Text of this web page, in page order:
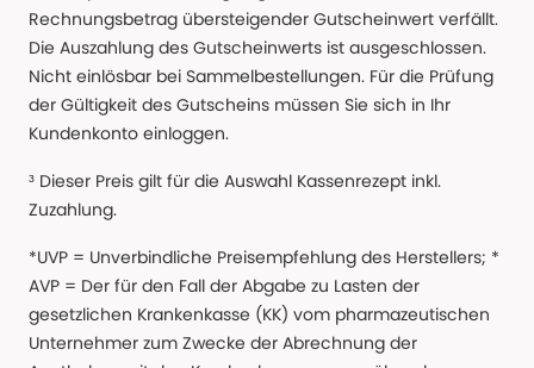
Rechnungsbetrag übersteigender Gutscheinwert verfällt.
Die Auszahlung des Gutscheinwerts ist ausgeschlossen.
Nicht einlösbar bei Sammelbestellungen. Für die Prüfung
der Gültigkeit des Gutscheins müssen Sie sich in Ihr
Kundenkonto einloggen.
³ Dieser Preis gilt für die Auswahl Kassenrezept inkl.
Zuzahlung.
*UVP = Unverbindliche Preisempfehlung des Herstellers; *
AVP = Der für den Fall der Abgabe zu Lasten der
gesetzlichen Krankenkasse (KK) vom pharmazeutischen
Unternehmer zum Zwecke der Abrechnung der